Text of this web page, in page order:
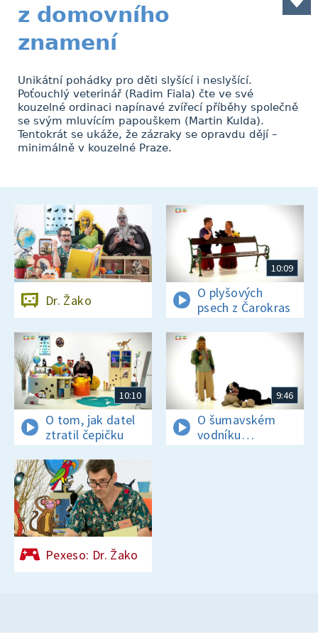
z domovního
znamení
Unikátní pohádky pro děti slyšící i neslyšící.
Poťouchlý veterinář (Radim Fiala) čte ve své
kouzelné ordinaci napínavé zvířecí příběhy společně
se svým mluvícím papouškem (Martin Kulda).
Tentokrát se ukáže, že zázraky se opravdu dějí –
minimálně v kouzelné Praze.
Dr. Žako
10:09
O plyšových
psech z Čarokras
10:10
O tom, jak datel
ztratil čepičku
9:46
O šumavském
vodníku
divousovi
Pexeso: Dr. Žako